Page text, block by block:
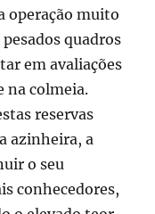
operação muito
quadros
em avaliações
na colmeia.
reservas
azinheira, a
o seu
conhecedores,